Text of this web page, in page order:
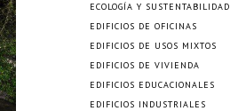
ECOLOGÍA Y SUSTENTABILIDAD
EDIFICIOS DE OFICINAS
EDIFICIOS DE USOS MIXTOS
EDIFICIOS DE VIVIENDA
EDIFICIOS EDUCACIONALES
EDIFICIOS INDUSTRIALES